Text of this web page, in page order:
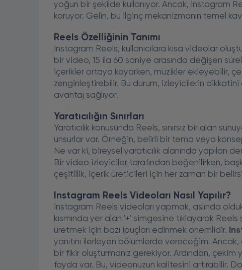
yoğun bir şekilde kullanıyor. Ancak, Instagram
koruyor. Gelin, bu ilginç mekanizmanın temel
Reels Özelliğinin Tanımı
Instagram Reels, kullanıcılara kısa videolar
bir video, 15 ila 60 saniye arasında değişen
içerikler ortaya koyarken, müzikler ekleyebilir,
zenginleştirebilir. Bu durum, izleyicilerin
avantaj sağlıyor.
Yaratıcılığın Sınırları
Yaratıcılık konusunda Reels, sınırsız bir alan
unsurlar var. Örneğin, belirli bir tema veya
Ne var ki, bireysel yaratıcılık alanında yapılan
Bir video izleyiciler tarafından beğenilirken,
çeşitlilik, içerik üreticileri için her zaman bir
Instagram Reels Videoları Nasıl Yapılır?
Instagram Reels videoları yapmak, aslında
kısmında yer alan '+' simgesine tıklayarak
üretmek için bazı ipuçları edinmek önemlidir.
yanıtını ilerleyen bölümlerde vereceğim.
bir fikir oluşturmanız gerekiyor. Ardından, çekim
fayda var. Bu, videonuzun kalitesini artırabilir.